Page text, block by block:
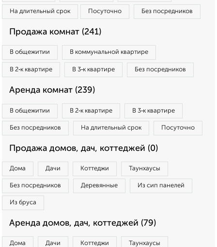
На длительный срок Посуточно Без посредников
Продажа комнат (241)
В общежитии В коммунальной квартире
В 2‑к квартире В 3‑к квартире Без посредников
Аренда комнат (239)
В общежитии В 2‑к квартире В 3‑к квартире
Без посредников На длительный срок Посуточно
Продажа домов, дач, коттеджей (0)
Дома Дачи Коттеджи Таунхаусы
Без посредников Деревянные Из сип панелей
Из бруса
Аренда домов, дач, коттеджей (79)
Дома Дачи Коттеджи Таунхаусы